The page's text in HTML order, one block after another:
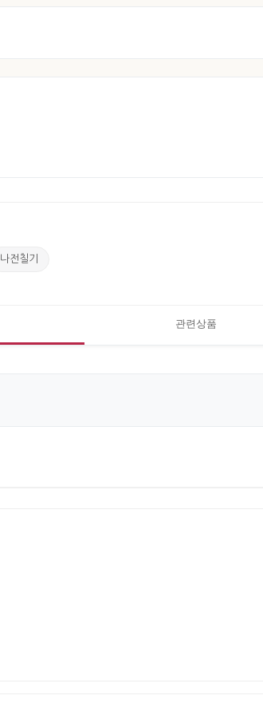
나전칠기
관련상품